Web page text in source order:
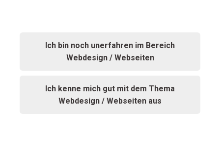
Ich bin noch unerfahren im Bereich
Webdesign / Webseiten
Ich kenne mich gut mit dem Thema
Webdesign / Webseiten aus